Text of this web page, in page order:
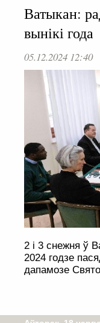
Ватыкан:
вынікі года
05.12.2024 12:40
2 і 3 снежня ў
2024 годзе
дапамозе